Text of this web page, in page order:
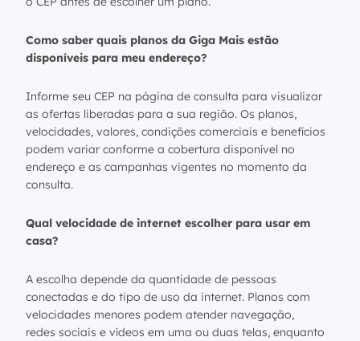
Como saber quais planos da Giga Mais estão
disponíveis para meu endereço?
Informe seu CEP na página de consulta para visualizar
as ofertas liberadas para a sua região. Os planos,
velocidades, valores, condições comerciais e benefícios
podem variar conforme a cobertura disponível no
endereço e as campanhas vigentes no momento da
consulta.
Qual velocidade de internet escolher para usar em
casa?
A escolha depende da quantidade de pessoas
conectadas e do tipo de uso da internet. Planos com
velocidades menores podem atender navegação,
redes sociais e vídeos em uma ou duas telas, enquanto